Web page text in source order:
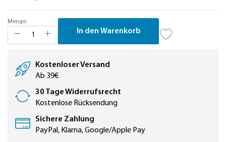
Menge:
In den Warenkorb
Kostenloser Versand
Ab 39€
30 Tage Widerrufsrecht
Kostenlose Rücksendung
Sichere Zahlung
PayPal, Klarna, Google/Apple Pay